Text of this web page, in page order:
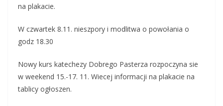
na plakacie.
W czwartek 8.11. nieszpory i modlitwa o powołania o
godz 18.30
Nowy kurs katechezy Dobrego Pasterza rozpoczyna sie
w weekend 15.-17. 11. Wiecej informacji na plakacie na
tablicy ogłoszen.